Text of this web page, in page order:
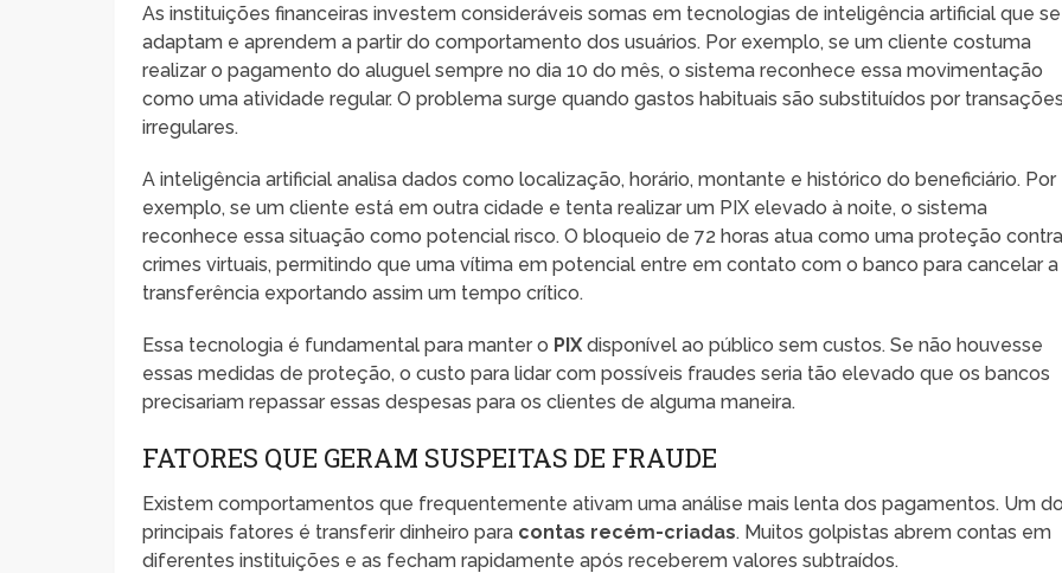
As instituições financeiras investem consideráveis somas em tecnologias de inteligência artificial que se
adaptam e aprendem a partir do comportamento dos usuários. Por exemplo, se um cliente costuma
realizar o pagamento do aluguel sempre no dia 10 do mês, o sistema reconhece essa movimentação
como uma atividade regular. O problema surge quando gastos habituais são substituídos por
irregulares.
A inteligência artificial analisa dados como localização, horário, montante e histórico do beneficiário. Por
exemplo, se um cliente está em outra cidade e tenta realizar um PIX elevado à noite, o sistema
reconhece essa situação como potencial risco. O bloqueio de 72 horas atua como uma proteção
crimes virtuais, permitindo que uma vítima em potencial entre em contato com o banco para cancelar a
transferência exportando assim um tempo crítico.
Essa tecnologia é fundamental para manter o PIX disponível ao público sem custos. Se não houvesse
essas medidas de proteção, o custo para lidar com possíveis fraudes seria tão elevado que os bancos
precisariam repassar essas despesas para os clientes de alguma maneira.
FATORES QUE GERAM SUSPEITAS DE FRAUDE
Existem comportamentos que frequentemente ativam uma análise mais lenta dos pagamentos. Um
principais fatores é transferir dinheiro para contas recém-criadas. Muitos golpistas abrem contas em
diferentes instituições e as fecham rapidamente após receberem valores subtraídos.